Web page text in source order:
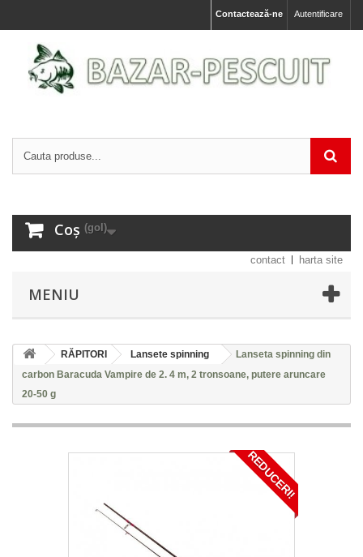
Autentificare
Contactează-ne
Coș (gol)
contact harta site
MENIU
RĂPITORI Lansete spinning
Lanseta spinning din
carbon Baracuda Vampire de 2. 4 m, 2 tronsoane, putere aruncare
20-50 g
REDUCERI!